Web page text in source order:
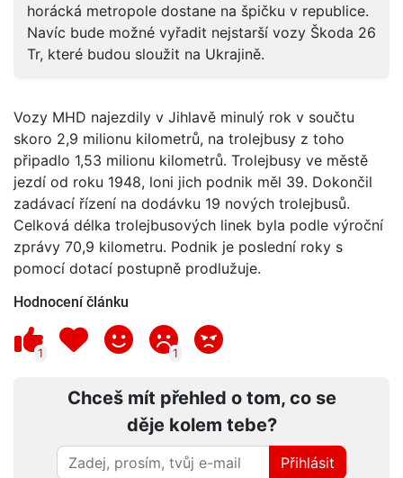
horácká metropole dostane na špičku v republice.
Navíc bude možné vyřadit nejstarší vozy Škoda 26
Tr, které budou sloužit na Ukrajině.
Vozy MHD najezdily v Jihlavě minulý rok v součtu
skoro 2,9 milionu kilometrů, na trolejbusy z toho
připadlo 1,53 milionu kilometrů. Trolejbusy ve městě
jezdí od roku 1948, loni jich podnik měl 39. Dokončil
zadávací řízení na dodávku 19 nových trolejbusů.
Celková délka trolejbusových linek byla podle výroční
zprávy 70,9 kilometru. Podnik je poslední roky s
pomocí dotací postupně prodlužuje.
Hodnocení článku
1 1
Chceš mít přehled o tom, co se
děje kolem tebe?
Přihlásit